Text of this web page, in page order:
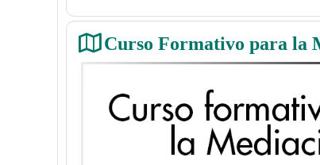
Curso Formativo para la